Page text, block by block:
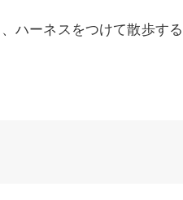
ハーネスをつけて散歩する